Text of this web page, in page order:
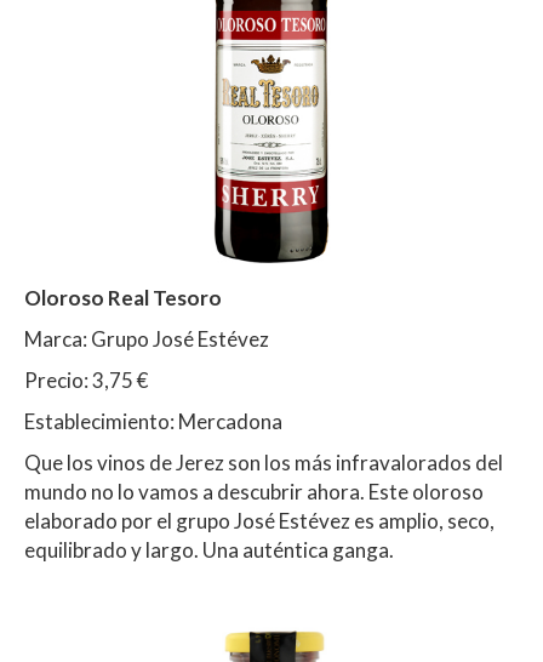
Oloroso Real Tesoro
Marca: Grupo José Estévez
Precio: 3,75 €
Establecimiento: Mercadona
Que los vinos de Jerez son los más infravalorados del
mundo no lo vamos a descubrir ahora. Este oloroso
elaborado por el grupo José Estévez es amplio, seco,
equilibrado y largo. Una auténtica ganga.